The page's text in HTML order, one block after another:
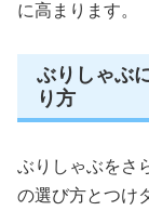
に高まります。
ぶりしゃぶ
り方
ぶりしゃぶをさ
の選び方とつけ